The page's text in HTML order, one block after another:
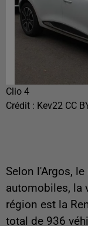
Clio 4
Crédit : Kev22 CC
Selon l'Argos,
automobiles, la
région est la
total de 936